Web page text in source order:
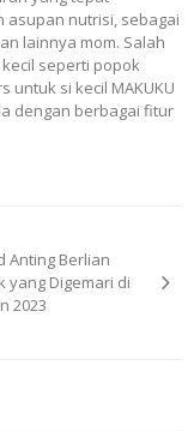
asupan nutrisi, sebagai
lainnya mom. Salah
seperti popok
si kecil MAKUKU
dengan berbagai fitur
Anting Berlian
yang Digemari di
2023